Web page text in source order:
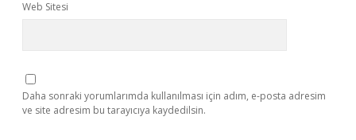
Web Sitesi
Daha sonraki yorumlarımda kullanılması için adım, e-posta adresim
ve site adresim bu tarayıcıya kaydedilsin.